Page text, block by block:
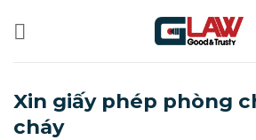
Xin giấy phép phòng
cháy